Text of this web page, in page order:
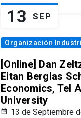
13 SEP
Organización
[Online] Dan
Eitan Berglas
Economics, Tel
University
13 de Septiembre